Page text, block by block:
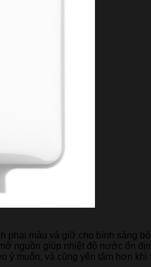
màu và giữ cho bình sáng
nguồn giúp nhiệt độ nước ổn
muốn, và cũng yên tâm hơn khi